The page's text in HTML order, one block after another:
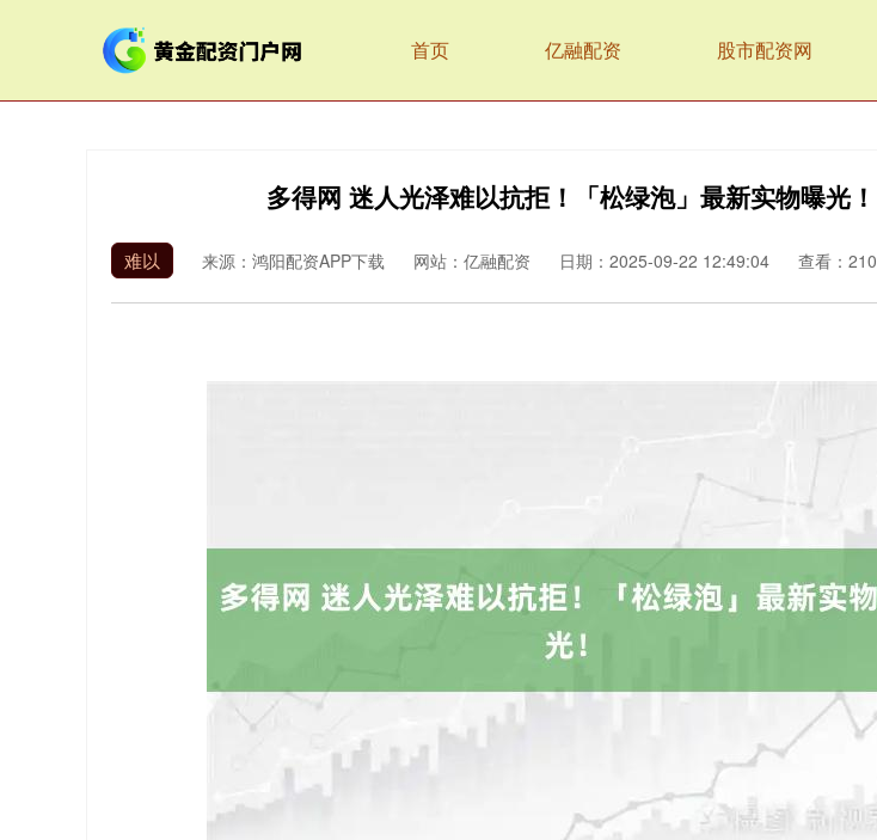
首页 亿融配资 股市配资网
多得网 迷人光泽难以抗拒！「松绿泡」最新实物曝光！
难以 来源：鸿阳配资APP下载 网站：亿融配资 日期：2025-09-22 12:49:04 查看：210
沪深300 4694.44